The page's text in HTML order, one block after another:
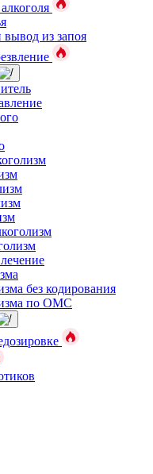
из запоя
без кодирования
по ОМС